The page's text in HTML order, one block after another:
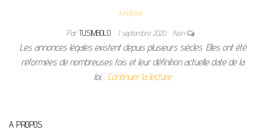
Juridique
ParTUSIMBOLO 1 septembre 2020 Non
Les annonces légales existent depuis plusieurs siècles. Elles ont été
réformées de nombreuses fois et leur définition actuelle date de la
loi… Continuer la lecture
A PROPOS